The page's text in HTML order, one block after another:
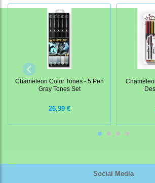
Social Media
Chameleon Color Tones - 5 Pen
Gray Tones Set
26,99 €